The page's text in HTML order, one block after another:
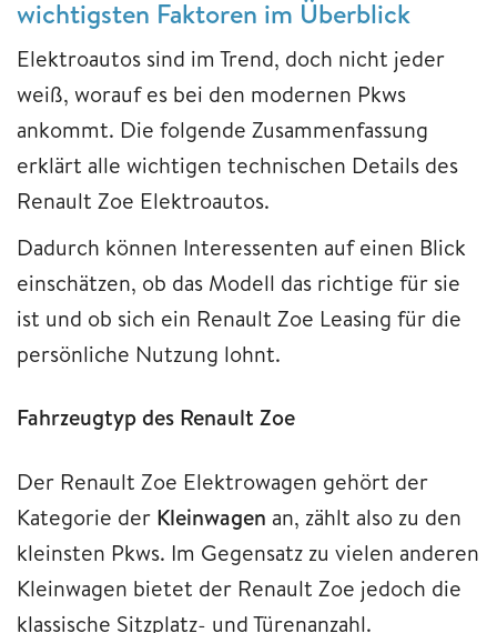
wichtigsten Faktoren im Überblick
Elektroautos sind im Trend, doch nicht jeder
weiß, worauf es bei den modernen Pkws
ankommt. Die folgende Zusammenfassung
erklärt alle wichtigen technischen Details des
Renault Zoe Elektroautos.
Dadurch können Interessenten auf einen Blick
einschätzen, ob das Modell das richtige für sie
ist und ob sich ein Renault Zoe Leasing für die
persönliche Nutzung lohnt.
Fahrzeugtyp des Renault Zoe
Der Renault Zoe Elektrowagen gehört der
Kategorie der Kleinwagen an, zählt also zu den
kleinsten Pkws. Im Gegensatz zu vielen anderen
Kleinwagen bietet der Renault Zoe jedoch die
klassische Sitzplatz- und Türenanzahl.